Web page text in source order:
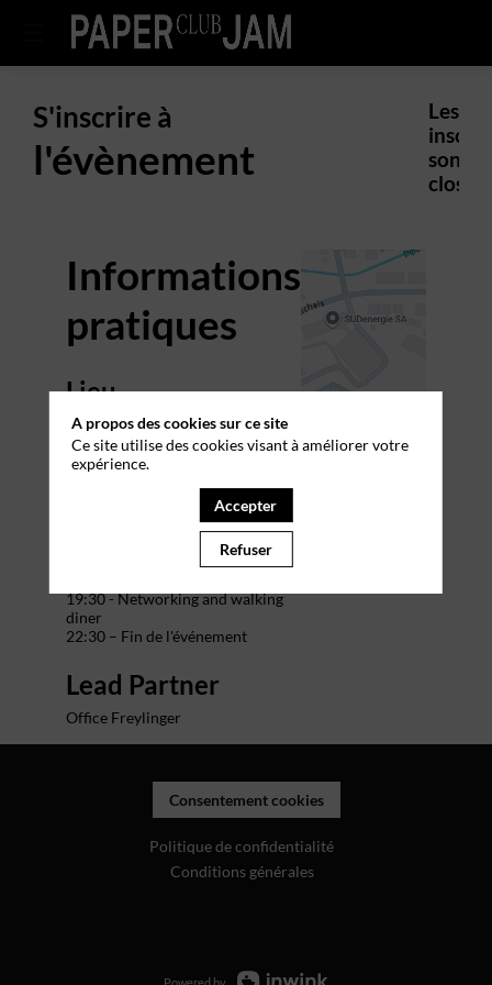
S'inscrire à
l'évènement
Les
sont
closes.
Informations
pratiques
Lieu
Centre culturel Kulturfabrik
Adresse : 116 Rue de
Luxembourg,
Programme
18:30 – Welcome cocktail
19:30 - Networking and walking
diner
22:30 – Fin de l'événement
Lead Partner
Office Freylinger
Consentement cookies
Politique de confidentialité
Conditions générales
Powered by
A propos des cookies sur ce site
Ce site utilise des cookies visant à améliorer votre
expérience.
Accepter
Refuser